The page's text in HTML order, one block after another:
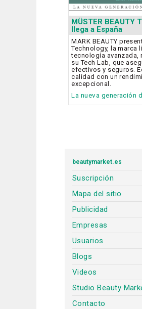
MÜSTER BEAUTY
llega a España
MARK BEAUTY
Technology, la marca
tecnología avanzada,
su Tech Lab, que
efectivos y seguros.
calidad con un
excepcional.
La nueva generación
beautymarket.es
Suscripción
Mapa del sitio
Publicidad
Empresas
Usuarios
Blogs
Videos
Studio Beauty
Contacto